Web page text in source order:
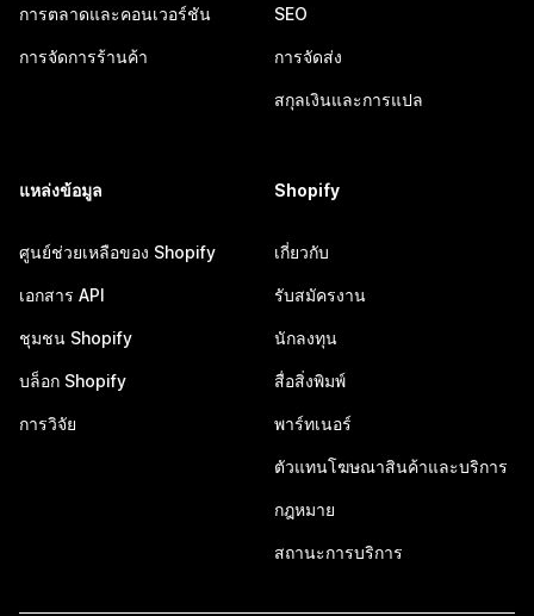
การตลาดและคอนเวอร์ชัน
การจัดการร้านค้า
SEO
การจัดส่ง
สกุลเงินและการแปล
แหล่งข้อมูล
ศูนย์ช่วยเหลือของ Shopify
เอกสาร API
ชุมชน Shopify
บล็อก Shopify
การวิจัย
Shopify
เกี่ยวกับ
รับสมัครงาน
นักลงทุน
สื่อสิ่งพิมพ์
พาร์ทเนอร์
ตัวแทนโฆษณาสินค้าและบริการ
กฎหมาย
สถานะการบริการ